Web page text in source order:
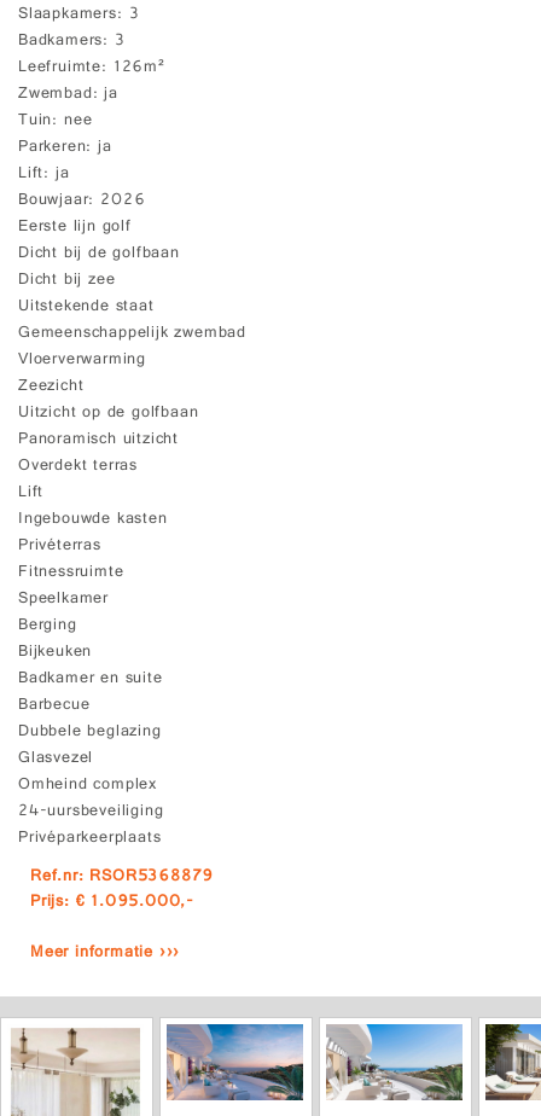
Slaapkamers 3
Badkamers 3
Leefruimte 126m²
Zwembad ja
Tuin nee
Parkeren ja
Lift ja
Bouwjaar 2026
Eerste lijn golf
Dicht bij de golfbaan
Dicht bij zee
Uitstekende staat
Gemeenschappelijk zwembad
Vloerverwarming
Zeezicht
Uitzicht op de golfbaan
Panoramisch uitzicht
Overdekt terras
Lift
Ingebouwde kasten
Privéterras
Fitnessruimte
Speelkamer
Berging
Bijkeuken
Badkamer en suite
Barbecue
Dubbele beglazing
Glasvezel
Omheind complex
24-uursbeveiliging
Privéparkeerplaats
Ref.nr: RSOR5368879
Prijs: € 1.095.000,-
Meer informatie ›››